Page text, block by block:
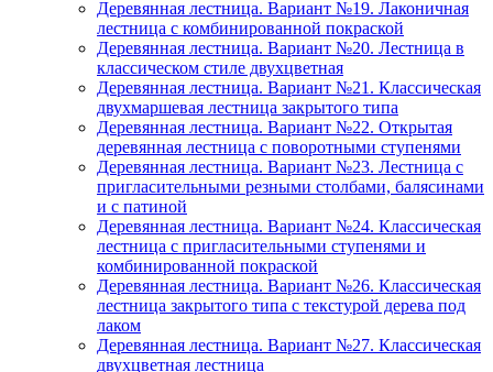
Деревянная лестница. Вариант №19. Лаконичная
лестница с комбинированной покраской
Деревянная лестница. Вариант №20. Лестница в
классическом стиле двухцветная
Деревянная лестница. Вариант №21. Классическая
двухмаршевая лестница закрытого типа
Деревянная лестница. Вариант №22. Открытая
деревянная лестница с поворотными ступенями
Деревянная лестница. Вариант №23. Лестница с
пригласительными резными столбами, балясинами
и с патиной
Деревянная лестница. Вариант №24. Классическая
лестница с пригласительными ступенями и
комбинированной покраской
Деревянная лестница. Вариант №26. Классическая
лестница закрытого типа с текстурой дерева под
лаком
Деревянная лестница. Вариант №27. Классическая
двухцветная лестница